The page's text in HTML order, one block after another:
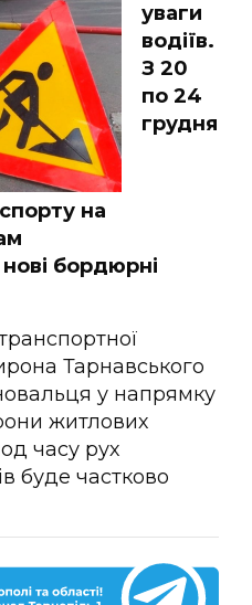
уваги
водіїв.
З 20
по 24
грудня
на
бордюрні
Тарнавського
у напрямку
житлових
часу рух
буде частково